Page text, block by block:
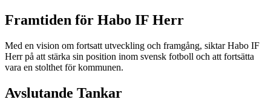
Framtiden för Habo IF Herr
Med en vision om fortsatt utveckling och framgång, siktar Habo IF
Herr på att stärka sin position inom svensk fotboll och att fortsätta
vara en stolthet för kommunen.
Avslutande Tankar